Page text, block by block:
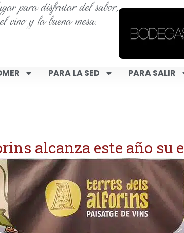
para disfrutar del sabor,
el vino y la buena mesa.
PARA LA SED PARA SALIR
alcanza este año su